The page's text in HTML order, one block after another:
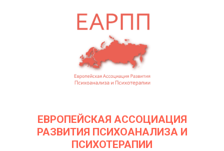
ЕВРОПЕЙСКАЯ АССОЦИАЦИЯ
РАЗВИТИЯ ПСИХОАНАЛИЗА И
ПСИХОТЕРАПИИ